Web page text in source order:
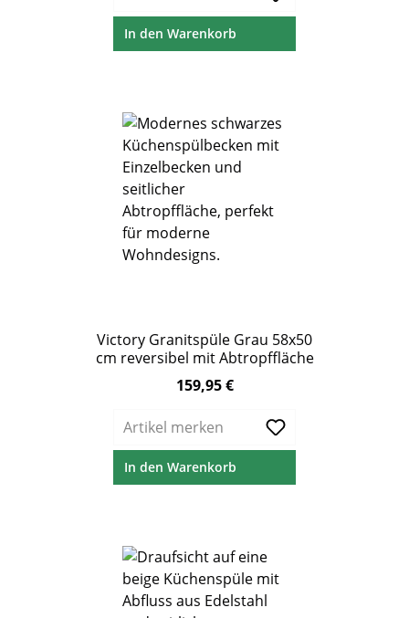
In den Warenkorb
Victory Granitspüle Grau 58x50
cm reversibel mit Abtropffläche
Regulärer Preis:
159,95 €
Artikel merken
In den Warenkorb